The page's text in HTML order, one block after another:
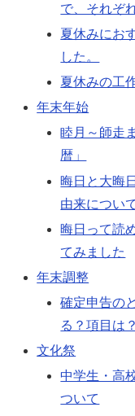
で、それぞ
夏休みにお
した。
夏休みの工
年末年始
睦月～師走
暦」
晦日と大晦
由来につい
晦日って読
てみました
年末調整
確定申告の
る？項目は？
文化祭
中学生・高
ついて